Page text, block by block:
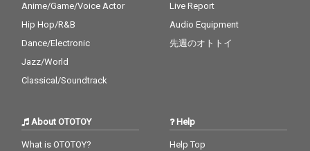
Anime/Game/Voice Actor
Hip Hop/R&B
Dance/Electronic
Jazz/World
Classical/Soundtrack
Live Report
Audio Equipment
先週のオトトイ
About OTOTOY
What is OTOTOY?
Help
Help Top